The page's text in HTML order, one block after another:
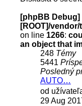
[phpBB Debug]
[ROOT]/
on line 1266:
an object that
248 Témy
5441
Posledný
AUTO…
od
29 Aug